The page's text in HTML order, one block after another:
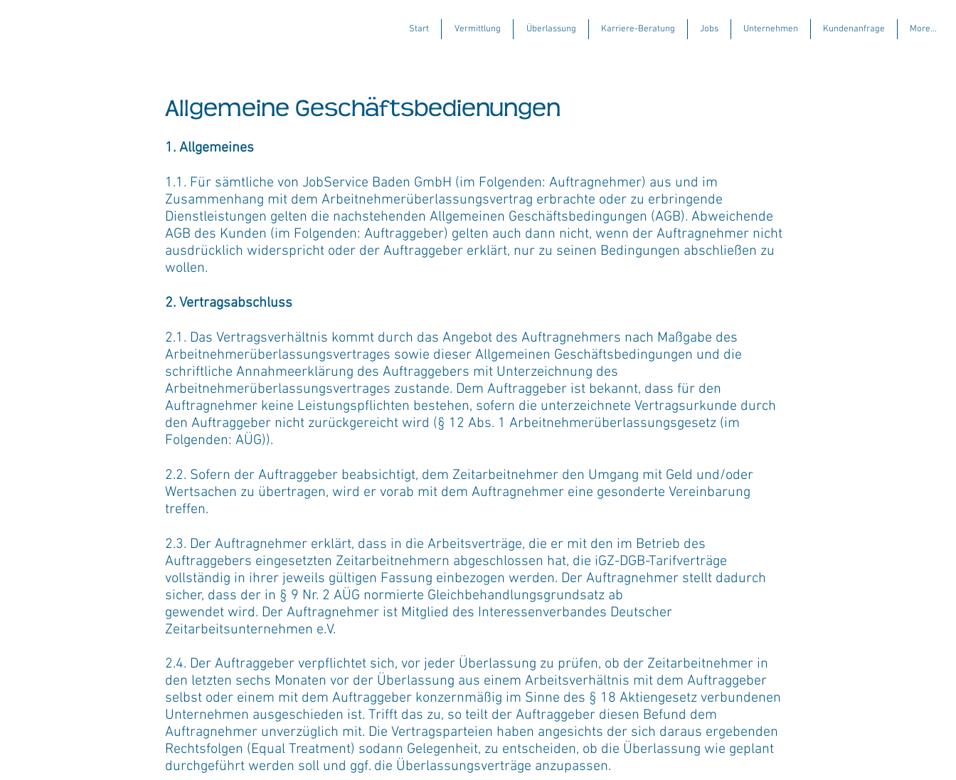
Start Vermittlung Überlassung Karriere-Beratung Jobs Unternehmen Kundenanfrage More...
Allgemeine Geschäftsbedienungen
1. Allgemeines
1.1. Für sämtliche von JobService Baden GmbH (im Folgenden: Auftragnehmer) aus und im
Zusammenhang mit dem Arbeitnehmerüberlassungsvertrag erbrachte oder zu erbringende
Dienstleistungen gelten die nachstehenden Allgemeinen Geschäftsbedingungen (AGB). Abweichende
AGB des Kunden (im Folgenden: Auftraggeber) gelten auch dann nicht, wenn der Auftragnehmer nicht
ausdrücklich widerspricht oder der Auftraggeber erklärt, nur zu seinen Bedingungen abschließen zu
wollen.
2. Vertragsabschluss
2.1. Das Vertragsverhältnis kommt durch das Angebot des Auftragnehmers nach Maßgabe des
Arbeitnehmerüberlassungsvertrages sowie dieser Allgemeinen Geschäftsbedingungen und die
schriftliche Annahmeerklärung des Auftraggebers mit Unterzeichnung des
Arbeitnehmerüberlassungsvertrages zustande. Dem Auftraggeber ist bekannt, dass für den
Auftragnehmer keine Leistungspflichten bestehen, sofern die unterzeichnete Vertragsurkunde durch
den Auftraggeber nicht zurückgereicht wird (§ 12 Abs. 1 Arbeitnehmerüberlassungsgesetz (im
Folgenden: AÜG)).
2.2. Sofern der Auftraggeber beabsichtigt, dem Zeitarbeitnehmer den Umgang mit Geld und/oder
Wertsachen zu übertragen, wird er vorab mit dem Auftragnehmer eine gesonderte Vereinbarung
treffen.
2.3. Der Auftragnehmer erklärt, dass in die Arbeitsverträge, die er mit den im Betrieb des
Auftraggebers eingesetzten Zeitarbeitnehmern abgeschlossen hat, die iGZ-DGB-Tarifverträge
vollständig in ihrer jeweils gültigen Fassung einbezogen werden. Der Auftragnehmer stellt dadurch
sicher, dass der in § 9 Nr. 2 AÜG normierte Gleichbehandlungsgrundsatz ab
gewendet wird. Der Auftragnehmer ist Mitglied des Interessenverbandes Deutscher
Zeitarbeitsunternehmen e.V.
2.4. Der Auftraggeber verpflichtet sich, vor jeder Überlassung zu prüfen, ob der Zeitarbeitnehmer in
den letzten sechs Monaten vor der Überlassung aus einem Arbeitsverhältnis mit dem Auftraggeber
selbst oder einem mit dem Auftraggeber konzernmäßig im Sinne des § 18 Aktiengesetz verbundenen
Unternehmen ausgeschieden ist. Trifft das zu, so teilt der Auftraggeber diesen Befund dem
Auftragnehmer unverzüglich mit. Die Vertragsparteien haben angesichts der sich daraus ergebenden
Rechtsfolgen (Equal Treatment) sodann Gelegenheit, zu entscheiden, ob die Überlassung wie geplant
durchgeführt werden soll und ggf. die Überlassungsverträge anzupassen.